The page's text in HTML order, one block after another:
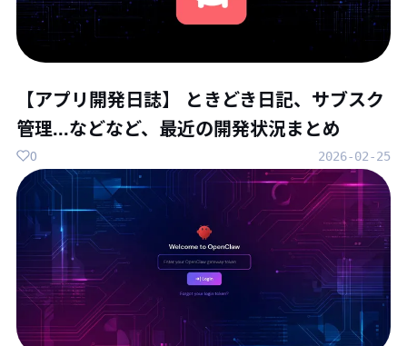
【アプリ開発日誌】 ときどき日記、サブスク
管理...などなど、最近の開発状況まとめ
2026-02-25
0